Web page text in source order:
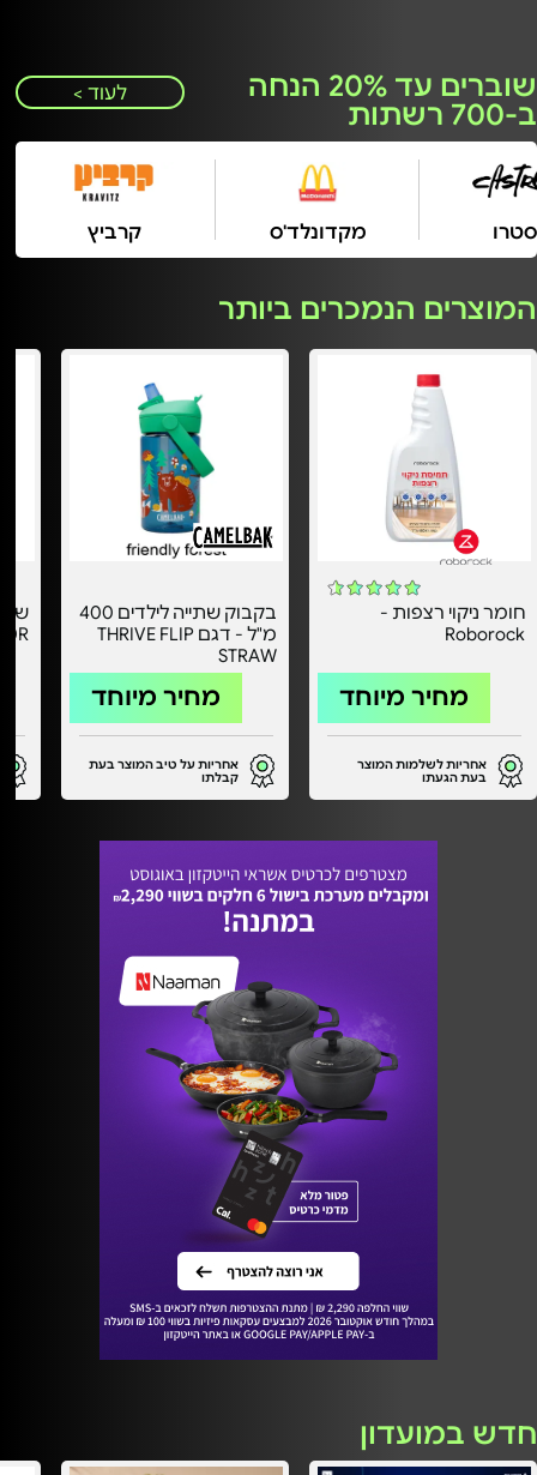
שוברים עד 20% הנחה
ב-700 רשתות
לעוד >
מקדונלד'ס
המוצרים הנמכרים ביותר
חומר ניקוי רצפות -
Roborock
מחיר מיוחד
אחריות לשלמות המוצר
בעת הגעתו
בקבוק שתייה לילדים 400
מ"ל - דגם THRIVE FLIP
STRAW
מחיר מיוחד
אחריות על טיב המוצר בעת
קבלתו
חדש במועדון